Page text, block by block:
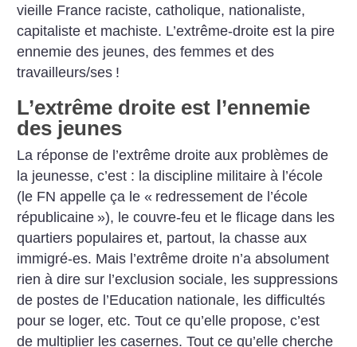
vieille France raciste, catholique, nationaliste,
capitaliste et machiste. L’extrême-droite est la pire
ennemie des jeunes, des femmes et des
travailleurs/ses !
L’extrême droite est l’ennemie
des jeunes
La réponse de l’extrême droite aux problèmes de
la jeunesse, c’est : la discipline militaire à l’école
(le FN appelle ça le « redressement de l’école
républicaine »), le couvre-feu et le flicage dans les
quartiers populaires et, partout, la chasse aux
immigré-es. Mais l’extrême droite n’a absolument
rien à dire sur l’exclusion sociale, les suppressions
de postes de l’Education nationale, les difficultés
pour se loger, etc. Tout ce qu’elle propose, c’est
de multiplier les casernes. Tout ce qu’elle cherche